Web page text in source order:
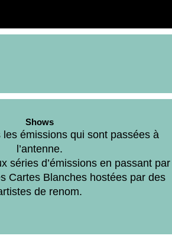
Shows
les émissions qui sont passées à
l’antenne.
séries d’émissions en passant par
Cartes Blanches hostées par des
de renom.